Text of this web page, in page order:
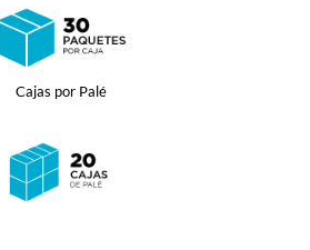
Cajas por Palé